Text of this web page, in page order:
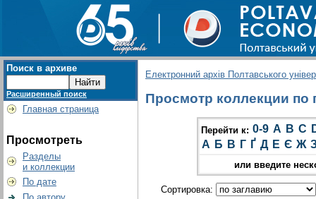
Поиск в архиве
Расширенный поиск
Главная страница
Просмотреть
Разделы
и коллекции
По дате
Електронний архів Полтавського
Просмотр коллекции по
Перейти к: 0-9 A B C
А Б В Г Ґ Д Е Є Ж
или введите
Сортировка: